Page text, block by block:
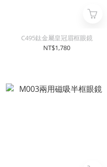
C495鈦金屬皇冠眉框眼鏡
NT$1,780